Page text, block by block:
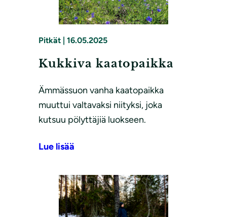
Pitkät | 16.05.2025
Kukkiva kaatopaikka
Ämmässuon vanha kaatopaikka
muuttui valtavaksi niityksi, joka
kutsuu pölyttäjiä luokseen.
Lue lisää